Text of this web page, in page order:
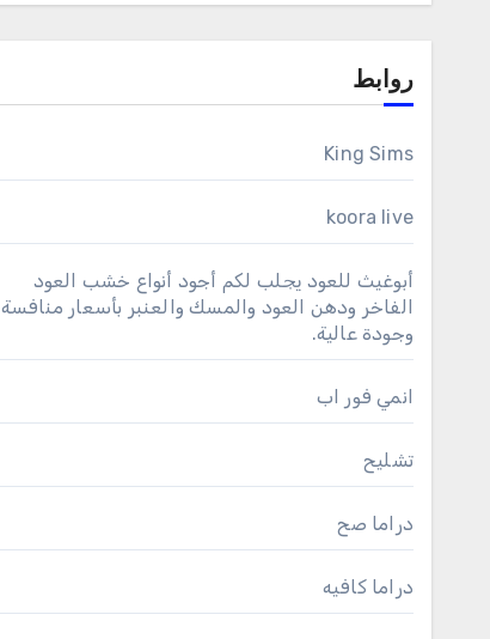
روابط
King Sims
koora live
أبوغيث للعود يجلب لكم أجود أنواع خشب العود
الفاخر ودهن العود والمسك والعنبر بأسعار منافسة
وجودة عالية.
انمي فور اب
تشليح
دراما صح
دراما كافيه